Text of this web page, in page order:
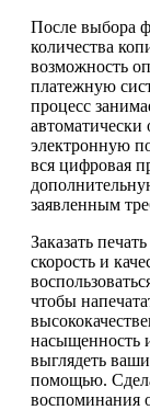
После выбора
количества
возможность
платежную
процесс
электронную
вся цифровая
заявленным
Заказать
скорость и
чтобы
насыщенность
выглядеть
помощью.
воспоминания